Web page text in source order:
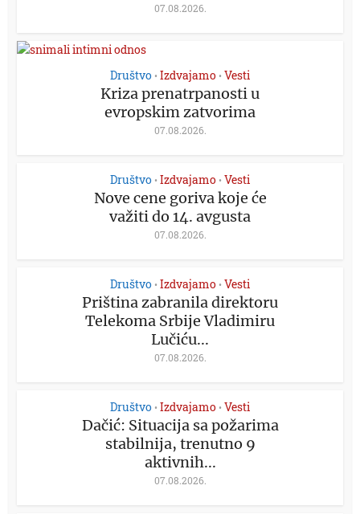
07.08.2026.
Društvo • Izdvajamo • Vesti
Kriza prenatrpanosti u
evropskim zatvorima
07.08.2026.
Društvo • Izdvajamo • Vesti
Nove cene goriva koje će
važiti do 14. avgusta
07.08.2026.
Društvo • Izdvajamo • Vesti
Priština zabranila direktoru
Telekoma Srbije Vladimiru
Lučiću...
07.08.2026.
Društvo • Izdvajamo • Vesti
Dačić: Situacija sa požarima
stabilnija, trenutno 9
aktivnih...
07.08.2026.